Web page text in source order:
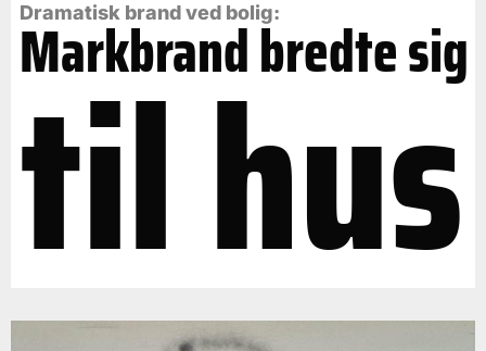
Dramatisk brand ved bolig:
Markbrand bredte sig
til hus